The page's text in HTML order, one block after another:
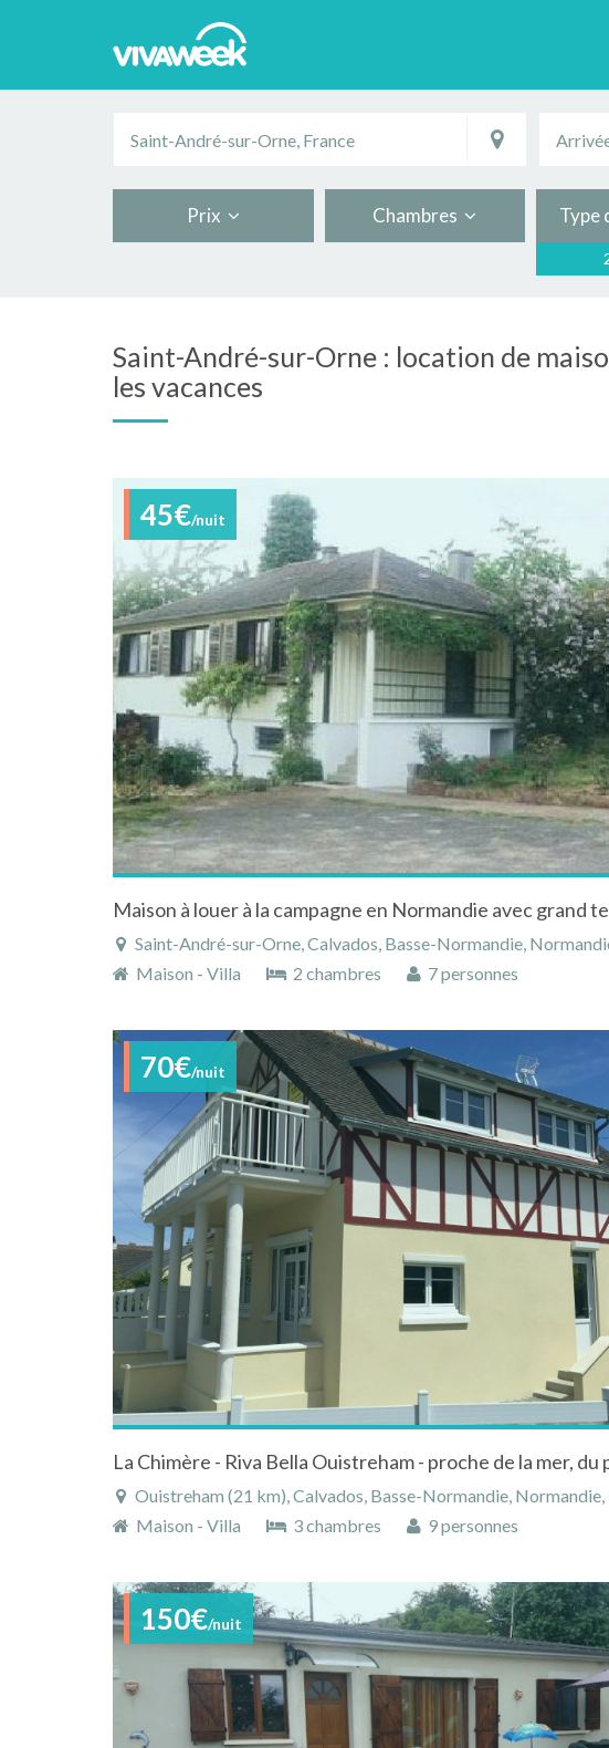
Prix Chambres Type
Saint-André-sur-Orne : location de
les vacances
45€/nuit
Saint-André-sur-Orne, Calvados, Basse-Normandie,
Maison - Villa
2 chambres 7 personnes
70€/nuit
Ouistreham (21 km), Calvados, Basse-Normandie, Normandie,
Maison - Villa
3 chambres 9 personnes
150€/nuit